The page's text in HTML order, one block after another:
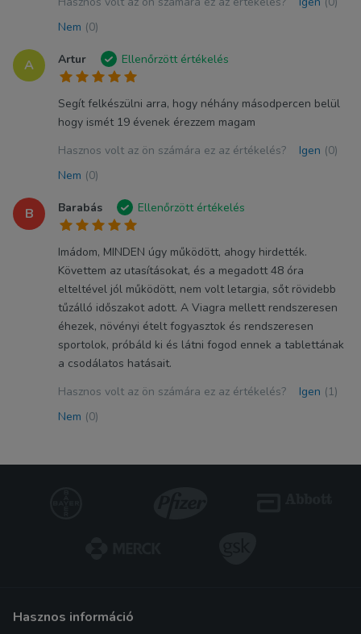
Nem (0)
A Artur Ellenőrzött értékelés
Segít felkészülni arra, hogy néhány másodpercen belül
hogy ismét 19 évenek érezzem magam
Hasznos volt az ön számára ez az értékelés?
Igen (0)
Nem (0)
B Barabás Ellenőrzött értékelés
Imádom, MINDEN úgy működött, ahogy hirdették.
Követtem az utasításokat, és a megadott 48 óra
elteltével jól működött, nem volt letargia, sőt rövidebb
tűzálló időszakot adott. A Viagra mellett rendszeresen
éhezek, növényi ételt fogyasztok és rendszeresen
sportolok, próbáld ki és látni fogod ennek a tablettának
a csodálatos hatásait.
Hasznos volt az ön számára ez az értékelés?
Igen (1)
Nem (0)
hasznos információ